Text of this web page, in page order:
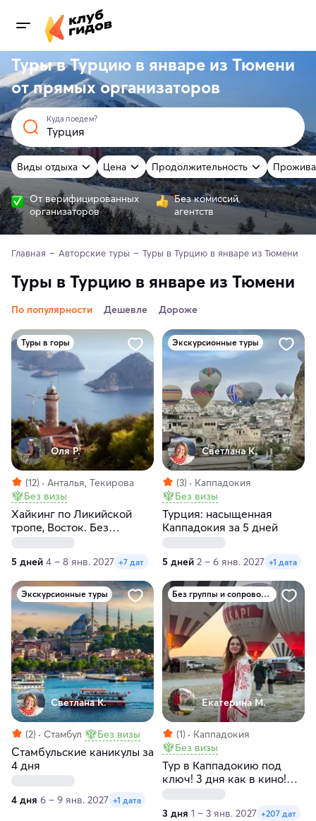
Туры в Турцию в январе из Тюмени
отпрямыхорганизаторов
Куда поедем?
Виды отдыха Цена Продолжительность
От верифицированных
организаторов
Без комиссий
агентств
Главная Авторские туры Туры в Турцию в январе из Тюмени
Туры в Турцию в январе из Тюмени
По популярности Дешевле Дороже
Туры в горы
Оля Р.
(12)
Анталья, Текирова
Без визы
Хайкинг по Ликийской
тропе, Восток. Без
5 дней 4 – 8 янв. 2027 +7 дат
Экскурсионные туры
Светлана К.
(3)
Каппадокия
Без визы
Турция: насыщенная
Каппадокия за 5 дней
5 дней 2 – 6 янв. 2027 +1 дата
Экскурсионные туры
Светлана К.
(2) Стамбул Без визы
Стамбульские каникулы за
4 дня
4 дня 6 – 9 янв. 2027 +1 дата
Без группы и сопровождения
Екатерина М.
(1)
Каппадокия
Без визы
Тур в Каппадокию под
ключ! 3 дня как в кино!
3 дня 1 – 3 янв. 2027 +207 дат